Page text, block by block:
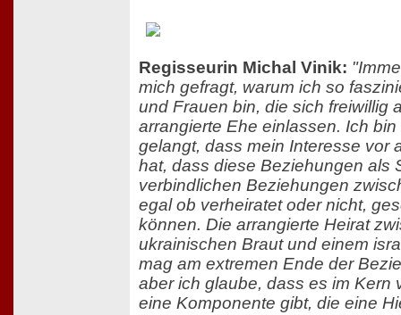
Regisseurin Michal Vinik:
mich gefragt, warum ich so
und Frauen bin, die sich freiwillig
arrangierte Ehe einlassen. Ich
gelangt, dass mein Interesse vor
hat, dass diese Beziehungen als
verbindlichen Beziehungen
egal ob verheiratet oder nicht,
können. Die arrangierte Heirat
ukrainischen Braut und einem
mag am extremen Ende der
aber ich glaube, dass es im Kern
eine Komponente gibt, die eine